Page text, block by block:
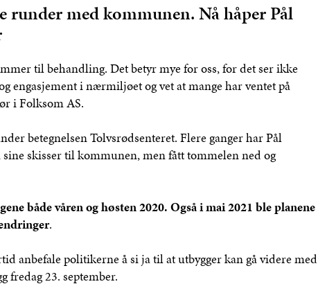
runder med kommunen. Nå håper Pål
til behandling. Det betyr mye for oss, for det ser ikke
engasjement i nærmiljøet og vet at mange har ventet på
i Folksom AS.
betegnelsen Tolvsrødsenteret. Flere ganger har Pål
skisser til kommunen, men fått tommelen ned og
både våren og høsten 2020. Også i mai 2021 ble planene
.
anbefale politikerne å si ja til at utbygger kan gå videre med
fredag 23. september.